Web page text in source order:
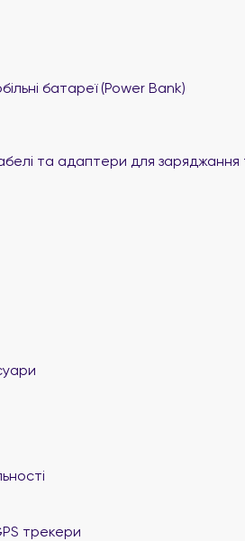
батареї (Power Bank)
та адаптери для
трекери